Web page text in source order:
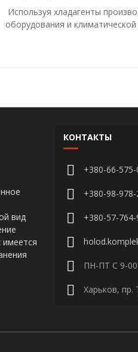
Используя хладагенты
оборудования и климатической
вид
имеется
КОНТАКТЫ
+380-66-
+380-98-
+380-57-
ПН-ПТ С 9-
Харьков, пр.